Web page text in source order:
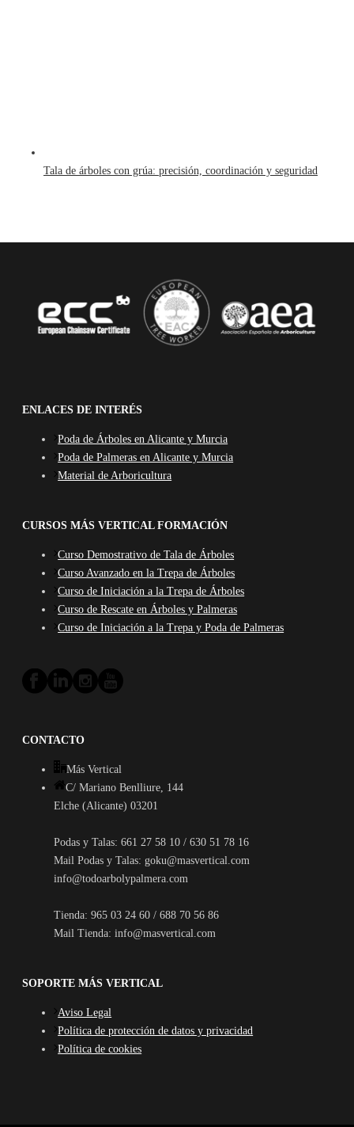
Tala de árboles con grúa: precisión, coordinación y seguridad
ENLACES DE INTERÉS
Poda de Árboles en Alicante y Murcia
Poda de Palmeras en Alicante y Murcia
Material de Arboricultura
CURSOS MÁS VERTICAL FORMACIÓN
Curso Demostrativo de Tala de Árboles
Curso Avanzado en la Trepa de Árboles
Curso de Iniciación a la Trepa de Árboles
Curso de Rescate en Árboles y Palmeras
Curso de Iniciación a la Trepa y Poda de Palmeras
CONTACTO
Más Vertical
C/ Mariano Benlliure, 144
Elche (Alicante) 03201
Podas y Talas: 661 27 58 10 / 630 51 78 16
Mail Podas y Talas: goku@masvertical.com
info@todoarbolypalmera.com
Tienda: 965 03 24 60 / 688 70 56 86
Mail Tienda: info@masvertical.com
SOPORTE MÁS VERTICAL
Aviso Legal
Política de protección de datos y privacidad
Política de cookies